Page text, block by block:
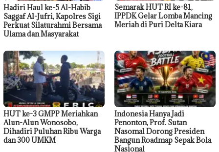
Hadiri Haul ke-5 Al-Habib
Saggaf Al-Jufri, Kapolres Sigi
Perkuat Silaturahmi Bersama
Ulama dan Masyarakat
Semarak HUT RI ke-81,
IPPDK Gelar Lomba Mancing
Meriah di Puri Delta Kiara
HUT ke-3 GMPP Meriahkan
Alun-Alun Wonosobo,
Dihadiri Puluhan Ribu Warga
dan 300 UMKM
Indonesia Hanya Jadi
Penonton, Prof. Sutan
Nasomal Dorong Presiden
Bangun Roadmap Sepak Bola
Nasional